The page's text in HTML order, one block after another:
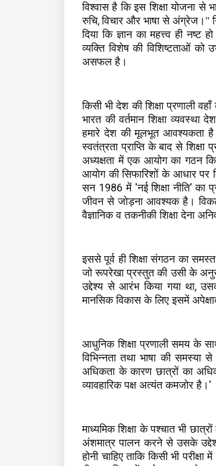
विश्वास है कि इस शिक्षा योजना से
रुचि,विचार और भाषा से अंग्रेज।"
दिया कि ज्ञान का महत्त्व ही नष्ट
व्यक्ति विशेष की विशिष्टताओं को
असफल है।
किसी भी देश की शिक्षा प्रणाली
भारत की वर्तमान शिक्षा
हमारे देश की मूलभूत आवश्यकता है
स्वतंत्रता प्राप्ति के बाद से शिक्षा
अध्यक्षता में एक आयोग का गठन
आयोग की सिफारिशों के आधार पर
सन 1986 में 'नई शिक्षा नीति'का
जीवन से जोड़ना आवश्यक है।
वैज्ञानिक व तकनीकी शिक्षा देना
इससे पूर्व ही शिक्षा संगठन का
जो रूपरेखा प्रस्तुत की उसी के
उद्देश्य से आरंभ किया गया था,
मानसिक विकास के लिए इसमें
आधुनिक शिक्षा प्रणाली समय के
विभिन्नता तथा भाषा की समस्या
अधिकता के कारण छात्रों का
व्यावहारिक पक्ष अत्यंत कमजोर है। '
माध्यमिक शिक्षा के पश्चात भी
अंशमात्र पालन करने से उसके
होनी चाहिए ताकि किसी भी